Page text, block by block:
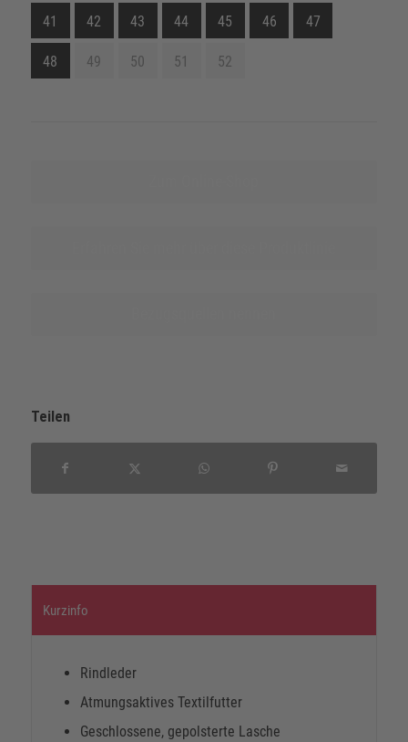
41 42 43 44 45 46 47
48 49 50 51 52
Teilen
Kurzinfo
Rindleder
Atmungsaktives Textilfutter
Geschlossene, gepolsterte Lasche